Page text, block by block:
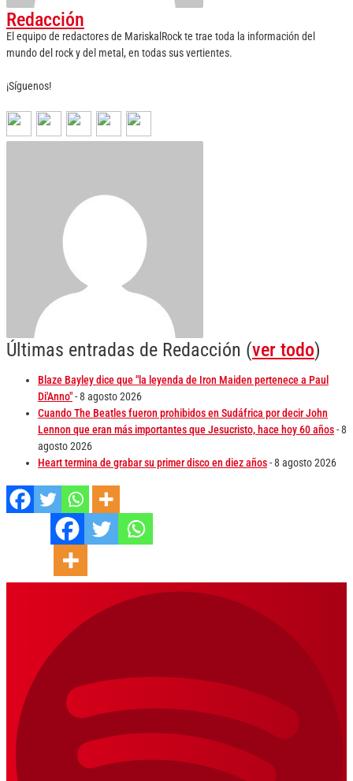
Redacción
El equipo de redactores de MariskalRock te trae toda la información del
mundo del rock y del metal, en todas sus vertientes.
¡Síguenos!
Últimas entradas de Redacción (ver todo)
Blaze Bayley dice que "la leyenda de Iron Maiden pertenece a Paul
Di'Anno"- 8 agosto 2026
Cuando The Beatles fueron prohibidos en Sudáfrica por decir John
Lennon que eran más importantes que Jesucristo, hace hoy 60 años- 8
agosto 2026
Heart termina de grabar su primer disco en diez años- 8 agosto 2026